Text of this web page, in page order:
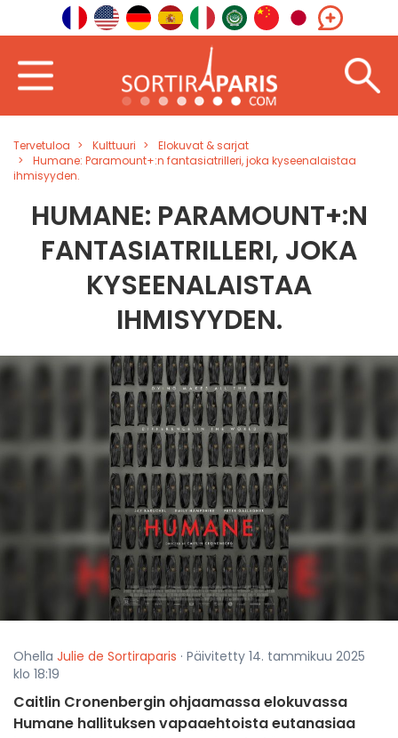
Tervetuloa Kulttuuri
Elokuvat & sarjat
Humane: Paramount+:n fantasiatrilleri, joka kyseenalaistaa
ihmisyyden.
HUMANE: PARAMOUNT+:N
FANTASIATRILLERI, JOKA
KYSEENALAISTAA
IHMISYYDEN.
Ohella Julie de Sortiraparis · Päivitetty 14. tammikuu 2025
klo 18:19
Caitlin Cronenbergin ohjaamassa elokuvassa
Humane hallituksen vapaaehtoista eutanasiaa